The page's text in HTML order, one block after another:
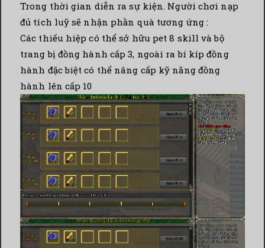
Trong thời gian diễn ra sự kiện. Người chơi nạp
đủ tích luỹ sẽ nhận phần quà tương ứng :
Các thiếu hiệp có thể sở hữu pet 8 skill và bộ
trang bị đồng hành cấp 3, ngoài ra bí kíp đồng
hành đặc biệt có thể nâng cấp kỹ năng đồng
hành lên cấp 10